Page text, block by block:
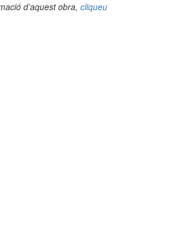
d’aquest obra, cliqueu